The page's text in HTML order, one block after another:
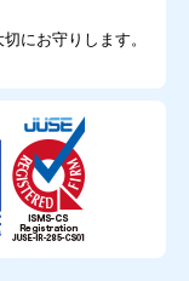
にお守りします。